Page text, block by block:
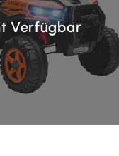
Verfügbar